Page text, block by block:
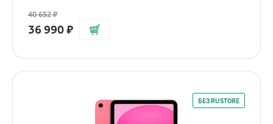
40 652₽
36 990₽
БЕЗ RUSTORE